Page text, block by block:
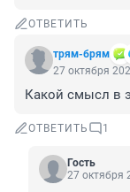
ОТВЕТИТЬ
трям-брям
27 октября
Какой смысл в
ОТВЕТИТЬ 1
Гость
27 октября